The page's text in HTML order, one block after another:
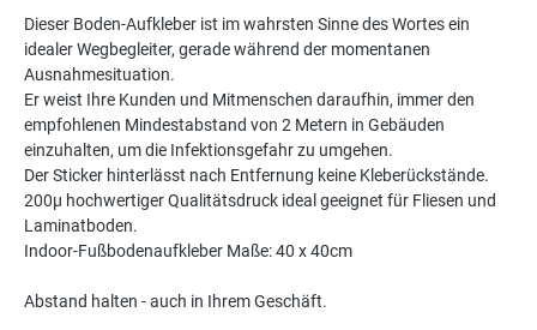
Dieser Boden-Aufkleber ist im wahrsten Sinne des Wortes ein
idealer Wegbegleiter, gerade während der momentanen
Ausnahmesituation.
Er weist Ihre Kunden und Mitmenschen daraufhin, immer den
empfohlenen Mindestabstand von 2 Metern in Gebäuden
einzuhalten, um die Infektionsgefahr zu umgehen.
Der Sticker hinterlässt nach Entfernung keine Kleberückstände.
200µ hochwertiger Qualitätsdruck ideal geeignet für Fliesen und
Laminatboden.
Indoor-Fußbodenaufkleber Maße: 40 x 40cm
Abstand halten - auch in Ihrem Geschäft.